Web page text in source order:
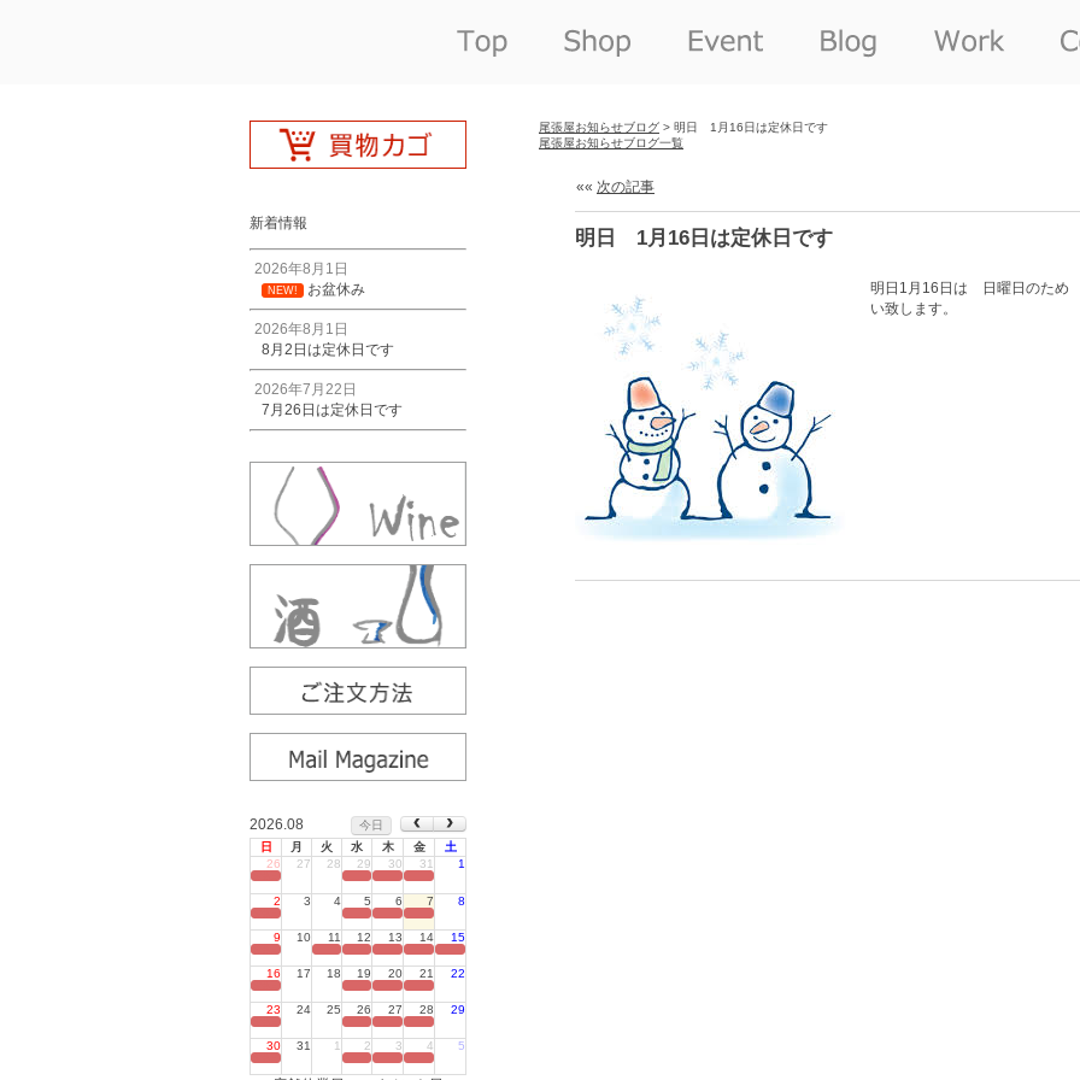
新着情報
2026年8月1日
NEW! お盆休み
2026年8月1日
8月2日は定休日です
2026年7月22日
7月26日は定休日です
2026.08
今日
日
月 火 水 木 金
土
26
27 28 29 30 31 1
2 3 4 5 6 7 8
9 10 11 12 13 14 15
16 17 18 19 20 21 22
23 24 25 26 27 28 29
30 31 1 2 3 4 5
尾張屋お知らせブログ > 明日 1月16日は定休日です
尾張屋お知らせブログ一覧
«« 次の記事
明日 1月16日は定休日です
明日1月16日は 日曜日のため
い致します。